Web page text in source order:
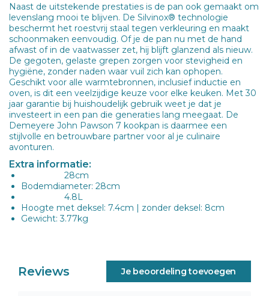
Naast de uitstekende prestaties is de pan ook gemaakt om
levenslang mooi te blijven. De Silvinox® technologie
beschermt het roestvrij staal tegen verkleuring en maakt
schoonmaken eenvoudig. Of je de pan nu met de hand
afwast of in de vaatwasser zet, hij blijft glanzend als nieuw.
De gegoten, gelaste grepen zorgen voor stevigheid en
hygiëne, zonder naden waar vuil zich kan ophopen.
Geschikt voor alle warmtebronnen, inclusief inductie en
oven, is dit een veelzijdige keuze voor elke keuken. Met 30
jaar garantie bij huishoudelijk gebruik weet je dat je
investeert in een pan die generaties lang meegaat. De
Demeyere John Pawson 7 kookpan is daarmee een
stijlvolle en betrouwbare partner voor al je culinaire
avonturen.
Extra informatie:
28cm
Bodemdiameter: 28cm
4.8L
Hoogte met deksel: 7.4cm | zonder deksel: 8cm
Gewicht: 3.77kg
Reviews Je beoordeling toevoegen